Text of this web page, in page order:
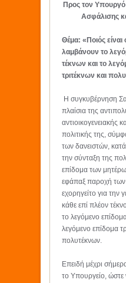
Προς τον
Ασφάλισης
Θέμα: «Ποιός
λαμβάνουν το
τέκνων και το
τριτέκνων και
Η συγκυβέρνηση
πλαίσια της
αντιοικογενειακής
πολιτικής της,
των δανειστών,
την σύνταξη της
επίδομα των
εφάπαξ παροχή
εχορηγείτο για την
κάθε επί πλέον
το λεγόμενο
λεγόμενο επίδομα
πολυτέκνων.
Επειδή μέχρι
το Υπουργείο, ώστε